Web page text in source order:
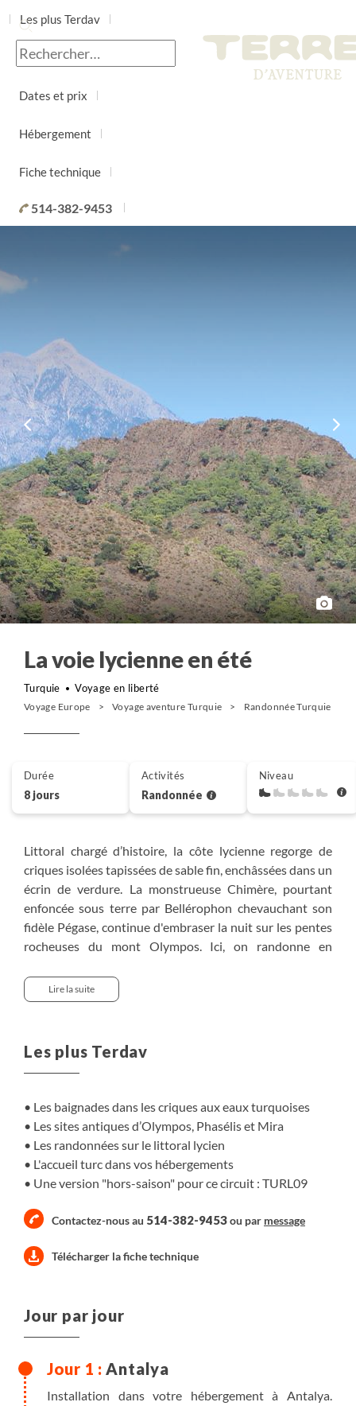
Les plus Terdav
Jour par jour
Dates et prix
Hébergement
Fiche technique
514-382-9453
La voie lycienne en été
Turquie Voyage en liberté
Voyage Europe Voyage aventure Turquie Randonnée Turquie
Littoral chargé d’histoire, la côte lycienne regorge de
criques isolées tapissées de sable fin, enchâssées dans un
écrin de verdure. La monstrueuse Chimère, pourtant
enfoncée sous terre par Bellérophon chevauchant son
fidèle Pégase, continue d'embraser la nuit sur les pentes
rocheuses du mont Olympos. Ici, on randonne en
les yeux s’émerveillent de paysages méditerranéens
restés intacts, et que le cœur s’ouvre au contact d’une
Lire la suite
Les plus Terdav
Les baignades dans les criques aux eaux turquoises
Les sites antiques d’Olympos, Phasélis et Mira
Les randonnées sur le littoral lycien
L'accueil turc dans vos hébergements
Une version "hors-saison" pour ce circuit : TURL09
Contactez-nous au 514-382-9453ou par message
Durée
8 jours
Activités
Randonnée
Niveau
Télécharger la fiche technique
Jour par jour
Antalya
Installation dans votre hébergement à Antalya.